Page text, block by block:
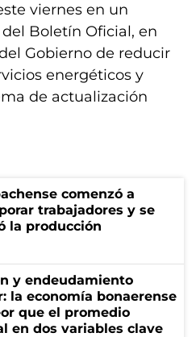
viernes en un
Boletín Oficial, en
Gobierno de reducir
energéticos y
de actualización
comenzó a
trabajadores y se
la producción
y endeudamiento
la economía bonaerense
que el promedio
en dos variables clave